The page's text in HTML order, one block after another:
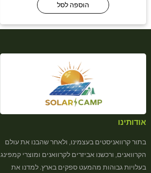
הוספה לסל
אודותינו
בתור קרוואניסטים בעצמינו, ולאחר שהבנו את עולם
הקרוואנים, ורכשנו אביזרים לקרוואנים ומוצרי קמפינג
בעלויות גבוהות מהמעט ספקים בארץ. למדנו את